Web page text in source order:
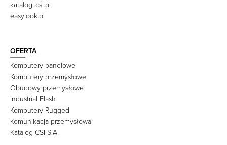
katalogi.csi.pl
easylook.pl
OFERTA
Komputery panelowe
Komputery przemysłowe
Obudowy przemysłowe
Industrial Flash
Komputery Rugged
Komunikacja przemysłowa
Katalog CSI S.A.